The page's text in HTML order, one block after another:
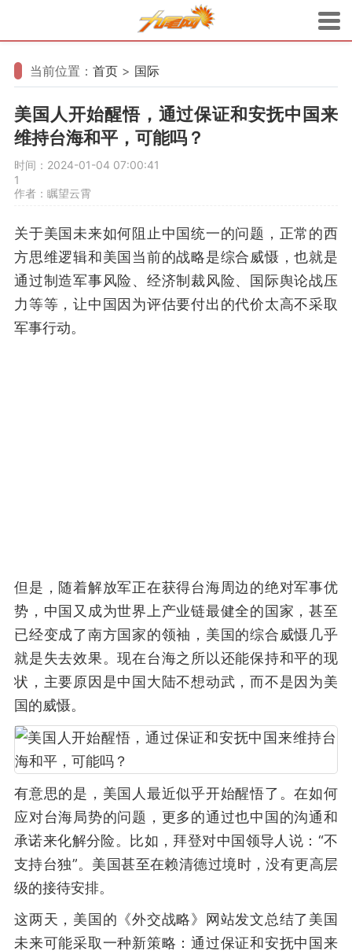
当前位置： 首页 > 国际
美国人开始醒悟，通过保证和安抚中国来
维持台海和平，可能吗？
时间：2024-01-04 07:00:41
1
作者：瞩望云霄
关于美国未来如何阻止中国统一的问题，正常的西
方思维逻辑和美国当前的战略是综合威慑，也就是
通过制造军事风险、经济制裁风险、国际舆论战压
力等等，让中国因为评估要付出的代价太高不采取
军事行动。
但是，随着解放军正在获得台海周边的绝对军事优
势，中国又成为世界上产业链最健全的国家，甚至
已经变成了南方国家的领袖，美国的综合威慑几乎
就是失去效果。现在台海之所以还能保持和平的现
状，主要原因是中国大陆不想动武，而不是因为美
国的威慑。
有意思的是，美国人最近似乎开始醒悟了。在如何
应对台海局势的问题，更多的通过也中国的沟通和
承诺来化解分险。比如，拜登对中国领导人说：“不
支持台独”。美国甚至在赖清德过境时，没有更高层
级的接待安排。
这两天，美国的《外交战略》网站发文总结了美国
未来可能采取一种新策略：通过保证和安抚中国来